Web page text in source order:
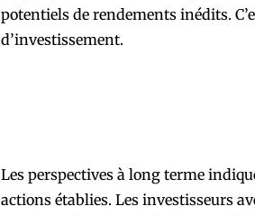
potentiels de rendements inédits.
d’investissement.
Les perspectives à long terme
actions établies. Les investisseurs